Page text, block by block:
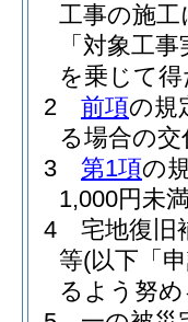
工事の施
「対象工
を乗じて
2
前項の規
る場合の
3
第1項の
1,000円未
4
宅地復旧
等(以下「
るよう努